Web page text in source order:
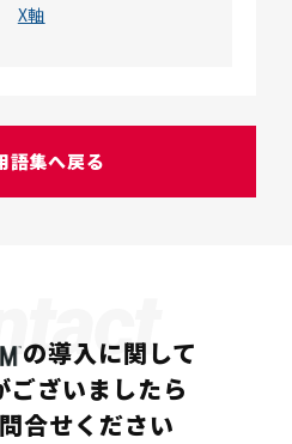
X軸
語集へ戻る
の導入に関して
ございましたら
合せください